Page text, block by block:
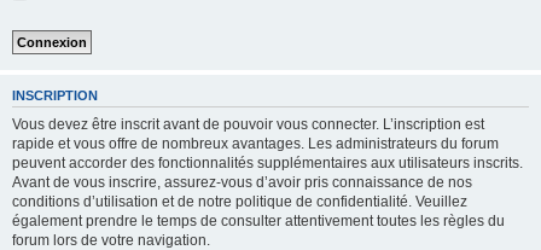
INSCRIPTION
Vous devez être inscrit avant de pouvoir vous connecter. L’inscription est
rapide et vous offre de nombreux avantages. Les administrateurs du forum
peuvent accorder des fonctionnalités supplémentaires aux utilisateurs inscrits.
Avant de vous inscrire, assurez-vous d’avoir pris connaissance de nos
conditions d’utilisation et de notre politique de confidentialité. Veuillez
également prendre le temps de consulter attentivement toutes les règles du
forum lors de votre navigation.